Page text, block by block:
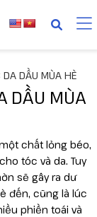
DẦU MÙA HÈ
DẦU MÙA
chất lỏng béo,
tóc và da. Tuy
sẽ gây ra dư
đến, cũng là lúc
phiền toái và